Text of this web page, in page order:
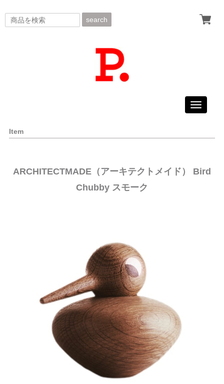
search
Toggle
Item
ARCHITECTMADE（アーキテクトメイド） Bird
Chubby スモーク